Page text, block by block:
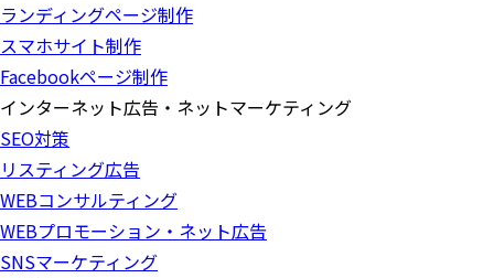
ランディングページ制作
スマホサイト制作
Facebookページ制作
インターネット広告・ネットマーケティング
SEO対策
リスティング広告
WEBコンサルティング
WEBプロモーション・ネット広告
SNSマーケティング